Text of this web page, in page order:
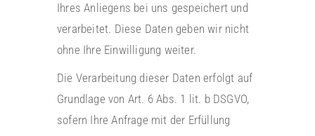
Ihres Anliegens bei uns gespeichert und
verarbeitet. Diese Daten geben wir nicht
ohne Ihre Einwilligung weiter.
Die Verarbeitung dieser Daten erfolgt auf
Grundlage von Art. 6 Abs. 1 lit. b DSGVO,
sofern Ihre Anfrage mit der Erfüllung